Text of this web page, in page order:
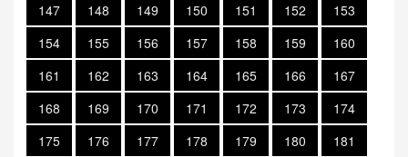
147
148 149 150 151 152
153
154
155 156 157 158 159
160
161
162 163 164 165 166
167
168
169 170 171 172 173
174
175
176 177 178 179 180
181